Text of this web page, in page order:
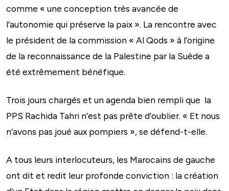
comme « une conception très avancée de
l’autonomie qui préserve la paix ». La rencontre avec
le président de la commission « Al Qods » à l’origine
de la reconnaissance de la Palestine par la Suède a
été extrêmement bénéfique.
Trois jours chargés et un agenda bien rempli que la
PPS Rachida Tahri n’est pas prête d’oublier. « Et nous
n’avons pas joué aux pompiers », se défend-t-elle.
A tous leurs interlocuteurs, les Marocains de gauche
ont dit et redit leur profonde conviction : la création